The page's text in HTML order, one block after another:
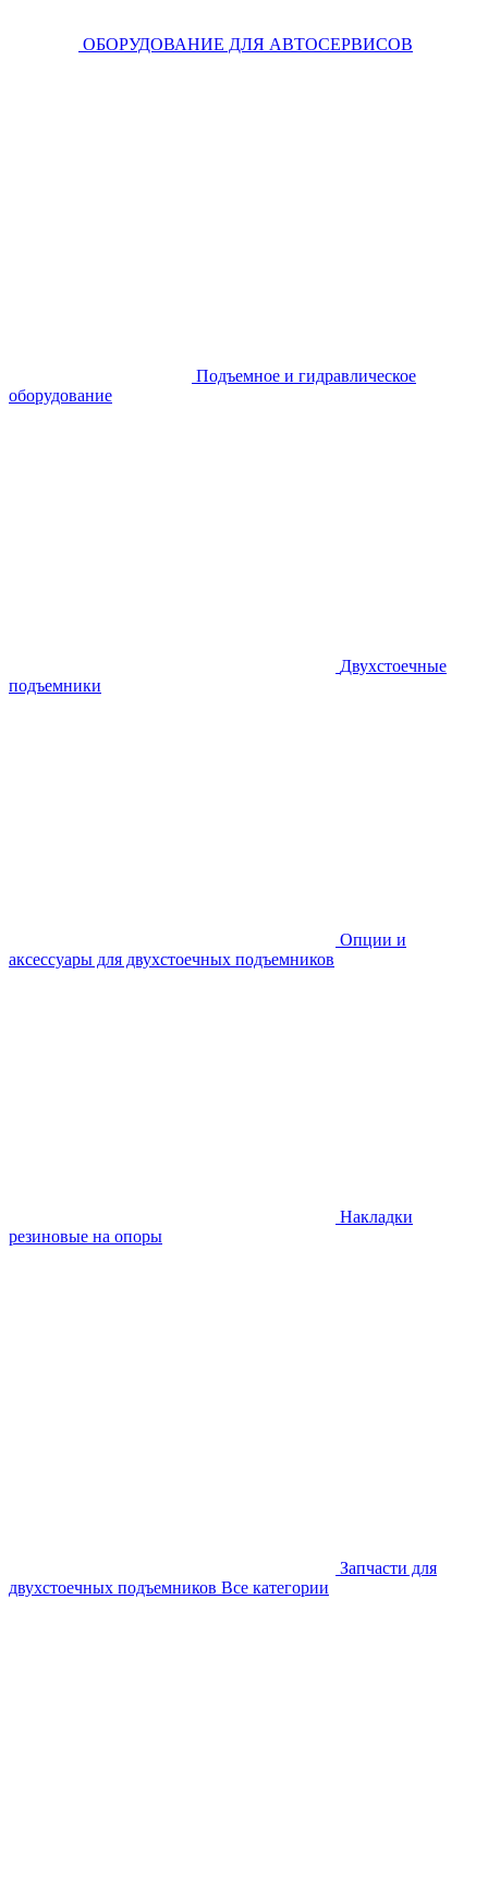
ОБОРУДОВАНИЕ ДЛЯ АВТОСЕРВИСОВ
Подъемное и гидравлическое
оборудование
Двухстоечные
подъемники
Опции и
аксессуары для двухстоечных подъемников
Накладки
резиновые на опоры
Запчасти для
двухстоечных подъемников Все категории